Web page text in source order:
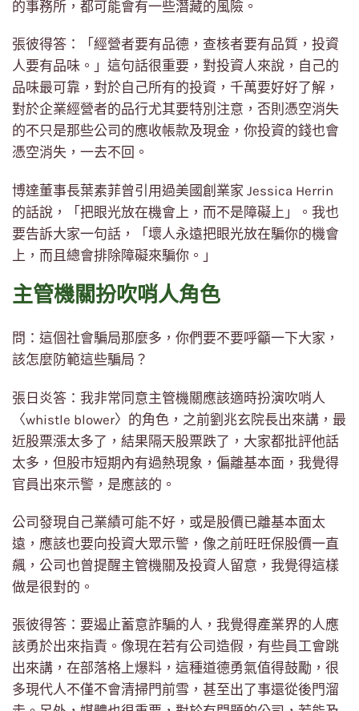
的事務所，都可能會有一些潛藏的風險。
張彼得答：「經營者要有品德，查核者要有品質，投資
人要有品味。」這句話很重要，對投資人來說，自己的
品味最可靠，對於自己所有的投資，千萬要好好了解，
對於企業經營者的品行尤其要特別注意，否則憑空消失
的不只是那些公司的應收帳款及現金，你投資的錢也會
憑空消失，一去不回。
博達董事長葉素菲曾引用過美國創業家 Jessica Herrin
的話說，「把眼光放在機會上，而不是障礙上」。我也
要告訴大家一句話，「壞人永遠把眼光放在騙你的機會
上，而且總會排除障礙來騙你。」
主管機關扮吹哨人角色
問：這個社會騙局那麼多，你們要不要呼籲一下大家，
該怎麼防範這些騙局？
張日炎答：我非常同意主管機關應該適時扮演吹哨人
〈whistle blower〉的角色，之前劉兆玄院長出來講，最
近股票漲太多了，結果隔天股票跌了，大家都批評他話
太多，但股市短期內有過熱現象，偏離基本面，我覺得
官員出來示警，是應該的。
公司發現自己業績可能不好，或是股價已離基本面太
遠，應該也要向投資大眾示警，像之前旺旺保股價一直
飆，公司也曾提醒主管機關及投資人留意，我覺得這樣
做是很對的。
張彼得答：要遏止蓄意詐騙的人，我覺得產業界的人應
該勇於出來指責。像現在若有公司造假，有些員工會跳
出來講，在部落格上爆料，這種道德勇氣值得鼓勵，很
多現代人不僅不會清掃門前雪，甚至出了事還從後門溜